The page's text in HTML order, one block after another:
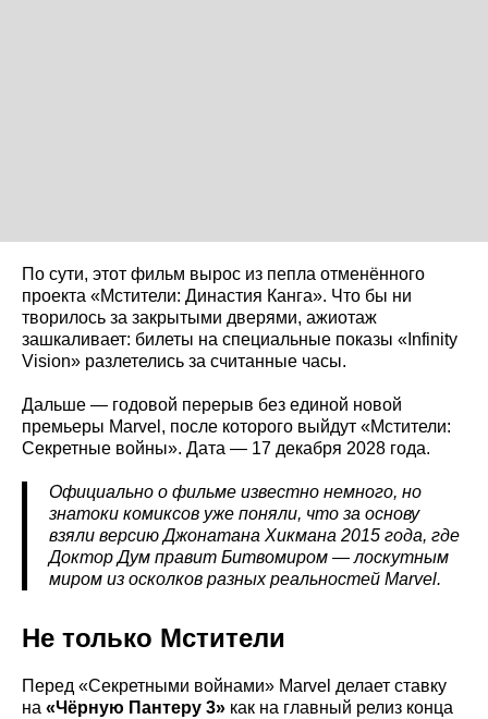
По сути, этот фильм вырос из пепла отменённого
проекта «Мстители: Династия Канга». Что бы ни
творилось за закрытыми дверями, ажиотаж
зашкаливает: билеты на специальные показы «Infinity
Vision» разлетелись за считанные часы.
Дальше — годовой перерыв без единой новой
премьеры Marvel, после которого выйдут «Мстители:
Секретные войны». Дата — 17 декабря 2028 года.
Официально о фильме известно немного, но
знатоки комиксов уже поняли, что за основу
взяли версию Джонатана Хикмана 2015 года, где
Доктор Дум правит Битвомиром — лоскутным
миром из осколков разных реальностей Marvel.
Не только Мстители
Перед «Секретными войнами» Marvel делает ставку
на «Чёрную Пантеру 3» как на главный релиз конца